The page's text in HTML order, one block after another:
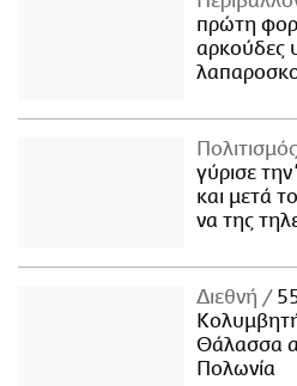
πρώτη
αρκούδες
Πολιτισμός
γύρισε
και μετά
να της
Διεθνή
Θάλασσα
Πολωνία